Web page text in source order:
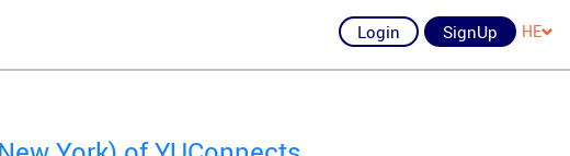
Login SignUp HE